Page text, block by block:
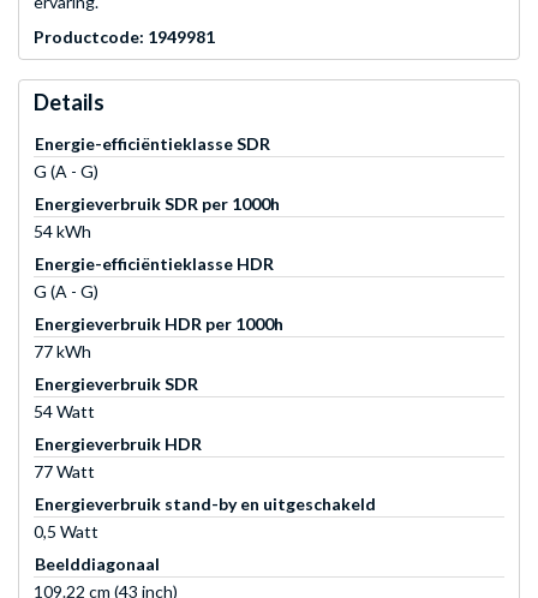
Productcode: 1949981
Details
Energie-efficiëntieklasse SDR
G (A - G)
Energieverbruik SDR per 1000h
54 kWh
Energie-efficiëntieklasse HDR
G (A - G)
Energieverbruik HDR per 1000h
77 kWh
Energieverbruik SDR
54 Watt
Energieverbruik HDR
77 Watt
Energieverbruik stand-by en uitgeschakeld
0,5 Watt
Beelddiagonaal
109.22 cm (43 inch)